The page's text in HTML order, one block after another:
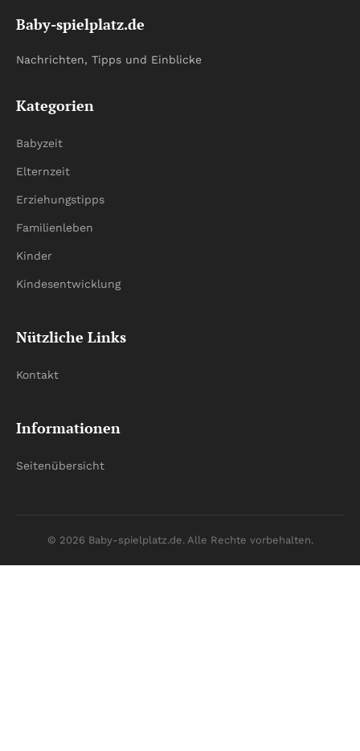
Baby-spielplatz.de
Nachrichten, Tipps und Einblicke
Kategorien
Babyzeit
Elternzeit
Erziehungstipps
Familienleben
Kinder
Kindesentwicklung
Nützliche Links
Kontakt
Informationen
Seitenübersicht
© 2026 Baby-spielplatz.de. Alle Rechte vorbehalten.